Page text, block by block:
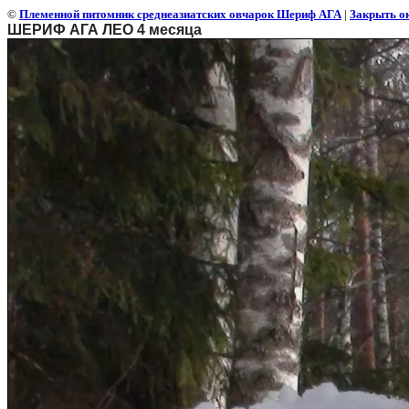
© Племенной питомник среднеазиатских овчарок Шериф АГА| Закрыть
ШЕРИФ АГА ЛЕО 4 месяца